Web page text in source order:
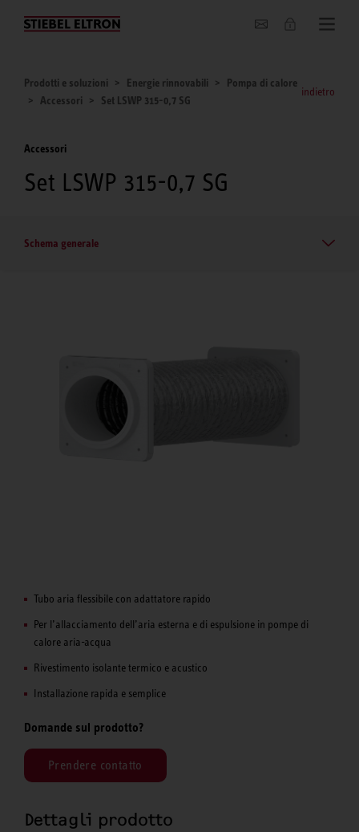
Chi siamo
Prodotti e soluzioni Energie rinnovabili
Pompa di calore
Accessori
Set LSWP 315-0,7 SG
indietro
Accessori
Set LSWP 315-0,7 SG
Schema generale
Tubo aria flessibile con adattatore rapido
Per l’allacciamento dell’aria esterna e di espulsione in pompe di
calore aria-acqua
Rivestimento isolante termico e acustico
Installazione rapida e semplice
Domande sul prodotto?
Prendere contatto
Dettagli prodotto